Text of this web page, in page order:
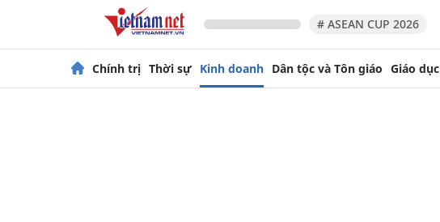
# ASEAN CUP 2026
Chính trị Thời sự Kinh doanh Dân tộc và Tôn giáo Giáo dục